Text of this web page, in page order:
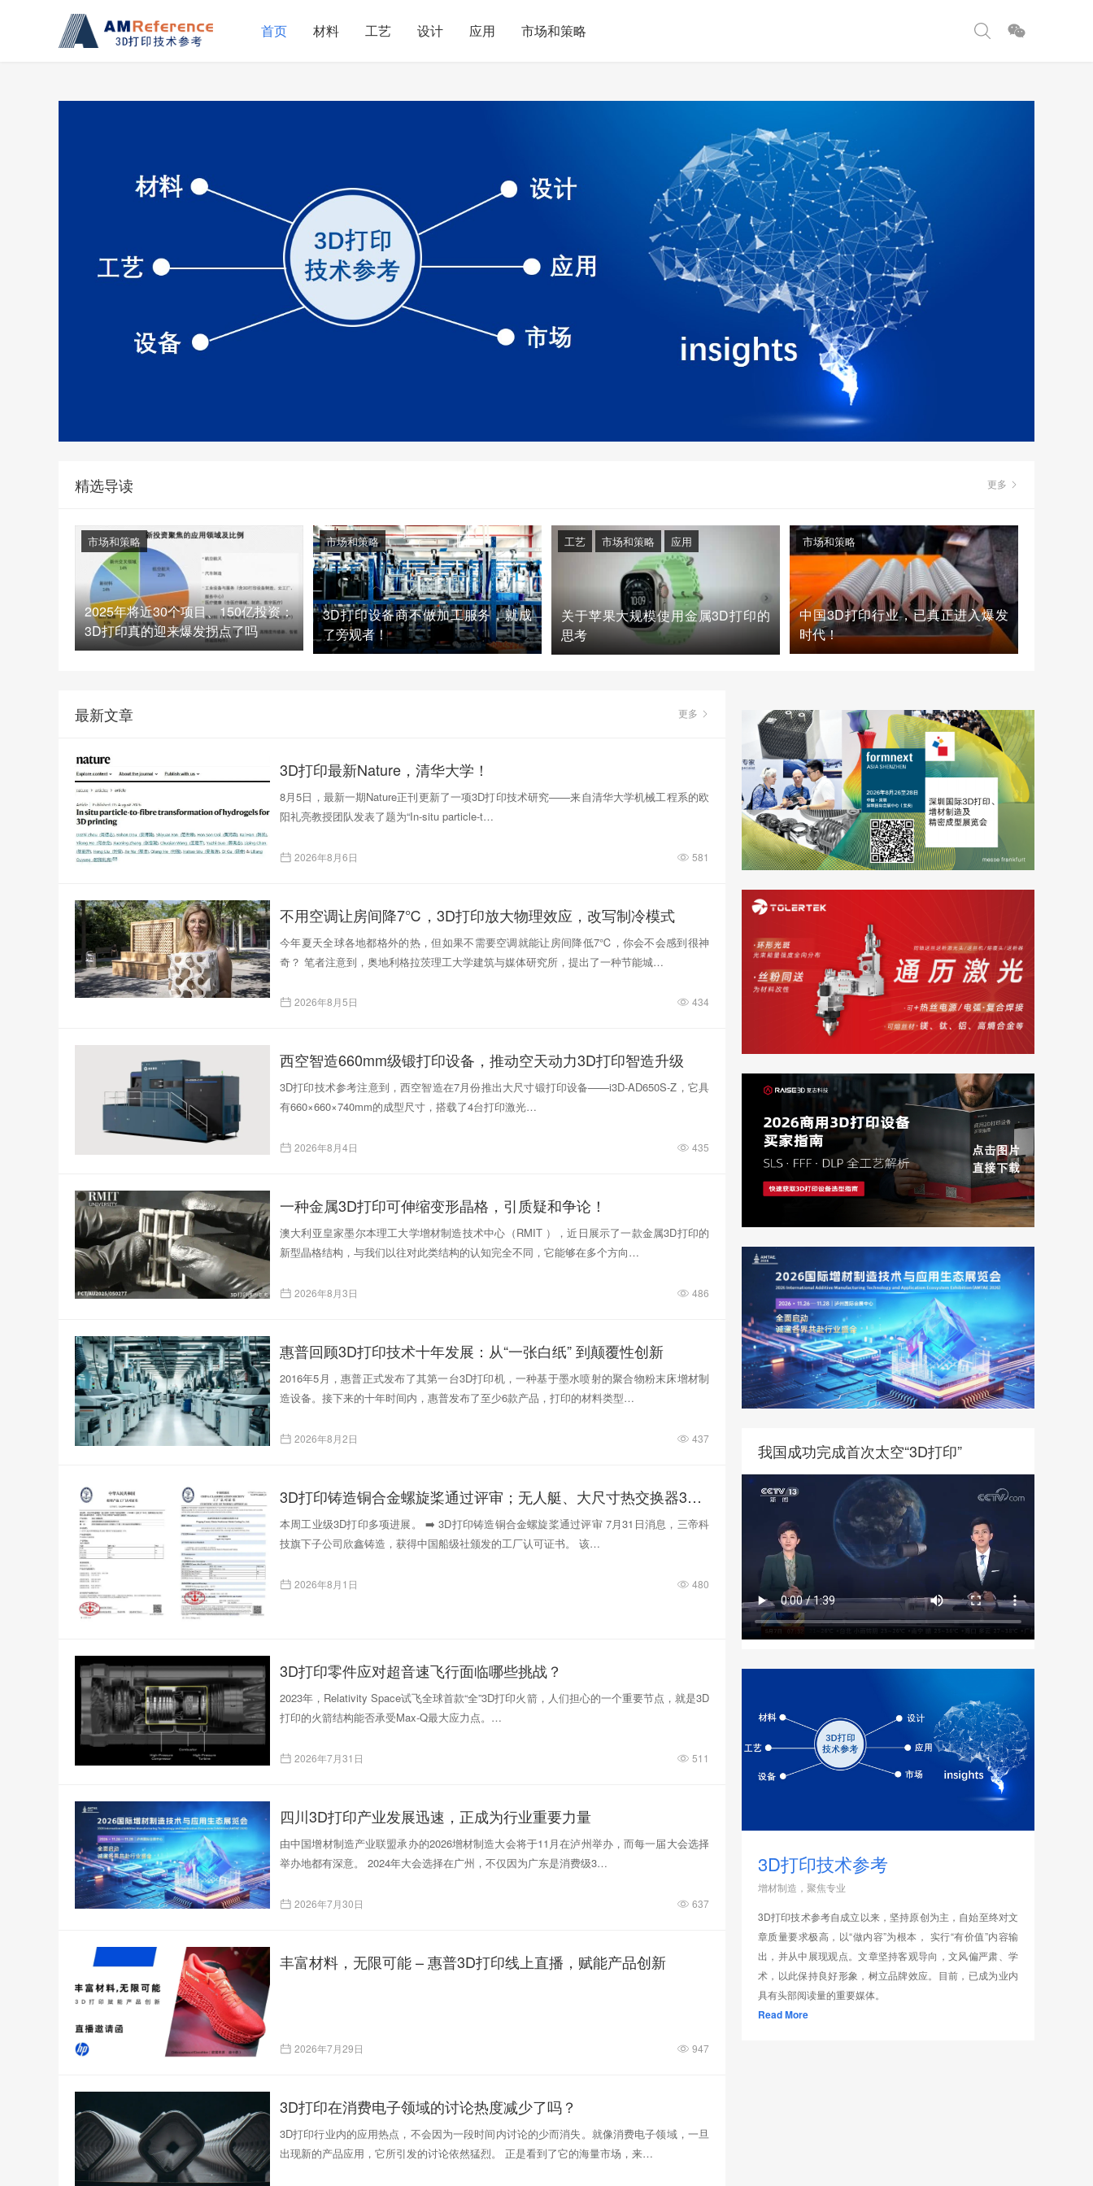
首页 材料 工艺 设计 应用 市场和策略
精选导读 更多
2025年将近30个项目、150亿投资：
3D打印真的迎来爆发拐点了吗
市场和策略
3D打印设备商不做加工服务，就成
了旁观者！
市场和策略
关于苹果大规模使用金属3D打印的
思考
工艺 市场和策略 应用
中国3D打印行业，已真正进入爆发
时代！
市场和策略
最新文章 更多
3D打印最新Nature，清华大学！
8月5日，最新一期Nature正刊更新了一项3D打印技术研究——来自清华大学机械工程系的欧
阳礼亮教授团队发表了题为“In‑situ particle‑t…
2026年8月6日 581
不用空调让房间降7℃，3D打印放大物理效应，改写制冷模式
今年夏天全球各地都格外的热，但如果不需要空调就能让房间降低7℃，你会不会感到很神
奇？ 笔者注意到，奥地利格拉茨理工大学建筑与媒体研究所，提出了一种节能城…
2026年8月5日 434
西空智造660mm级锻打印设备，推动空天动力3D打印智造升级
3D打印技术参考注意到，西空智造在7月份推出大尺寸锻打印设备——i3D-AD650S-Z，它具
有660×660×740mm的成型尺寸，搭载了4台打印激光…
2026年8月4日 435
一种金属3D打印可伸缩变形晶格，引质疑和争论！
澳大利亚皇家墨尔本理工大学增材制造技术中心（RMIT ），近日展示了一款金属3D打印的
新型晶格结构，与我们以往对此类结构的认知完全不同，它能够在多个方向…
2026年8月3日 486
惠普回顾3D打印技术十年发展：从“一张白纸” 到颠覆性创新
2016年5月，惠普正式发布了其第一台3D打印机，一种基于墨水喷射的聚合物粉末床增材制
造设备。接下来的十年时间内，惠普发布了至少6款产品，打印的材料类型…
2026年8月2日 437
3D打印铸造铜合金螺旋桨通过评审；无人艇、大尺寸热交换器3D打印；人民网报道两家3D打印企业
本周工业级3D打印多项进展。 ➡️ 3D打印铸造铜合金螺旋桨通过评审 7月31日消息，三帝科
技旗下子公司欣鑫铸造，获得中国船级社颁发的工厂认可证书。 该…
2026年8月1日 480
3D打印零件应对超音速飞行面临哪些挑战？
2023年，Relativity Space试飞全球首款“全”3D打印火箭，人们担心的一个重要节点，就是3D
打印的火箭结构能否承受Max-Q最大应力点。…
2026年7月31日 511
四川3D打印产业发展迅速，正成为行业重要力量
由中国增材制造产业联盟承办的2026增材制造大会将于11月在泸州举办，而每一届大会选择
举办地都有深意。 2024年大会选择在广州，不仅因为广东是消费级3…
2026年7月30日 637
丰富材料，无限可能 – 惠普3D打印线上直播，赋能产品创新
2026年7月29日 947
3D打印在消费电子领域的讨论热度减少了吗？
3D打印行业内的应用热点，不会因为一段时间内讨论的少而消失。就像消费电子领域，一旦
出现新的产品应用，它所引发的讨论依然猛烈。 正是看到了它的海量市场，来…
我国成功完成首次太空“3D打印”
3D打印技术参考
增材制造，聚焦专业
3D打印技术参考自成立以来，坚持原创为主，自始至终对文
章质量要求极高，以“做内容”为根本， 实行“有价值”内容输
出，并从中展现观点。文章坚持客观导向，文风偏严肃、学
术，以此保持良好形象，树立品牌效应。目前，已成为业内
具有头部阅读量的重要媒体。
Read More